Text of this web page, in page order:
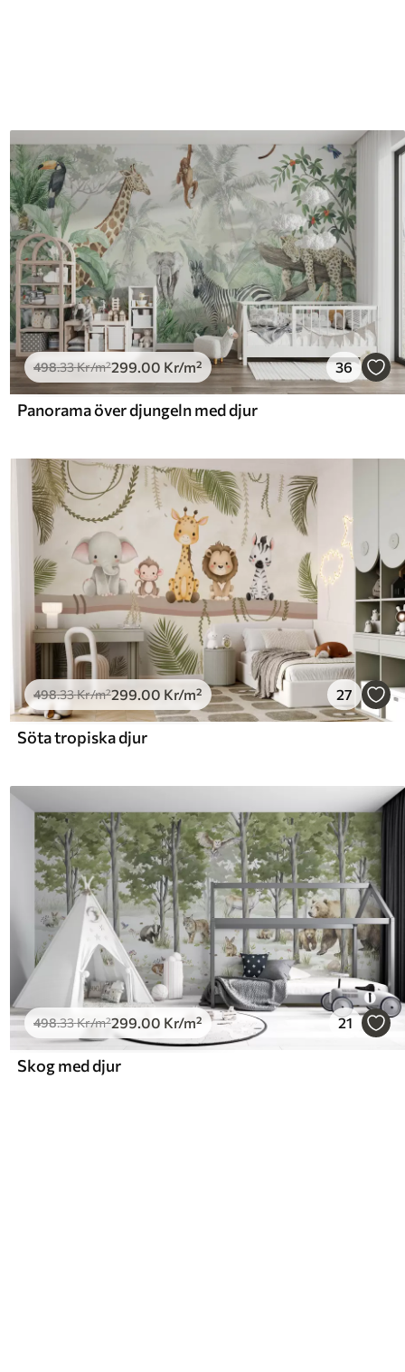
498.33Kr/m²299 .00 Kr/m² 36
Panorama över djungeln med djur
498.33Kr/m²299.00 Kr/m² 27
Söta tropiska djur
498.33Kr/m²299 .00 Kr/m² 21
Skog med djur